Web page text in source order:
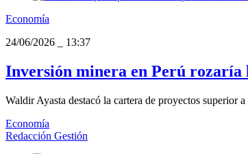
Economía
24/06/2026
13:37
Inversión minera en Perú rozaría
Waldir Ayasta destacó la cartera de proyectos
Economía
Redacción Gestión